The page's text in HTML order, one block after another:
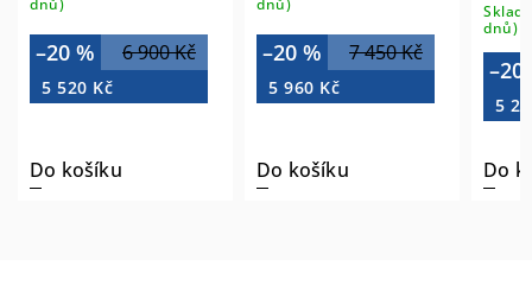
6 900 Kč 7 450 Kč
–20 %
Do košíku
Skladem
6
–20 %
5 240 Kč
Do košíku